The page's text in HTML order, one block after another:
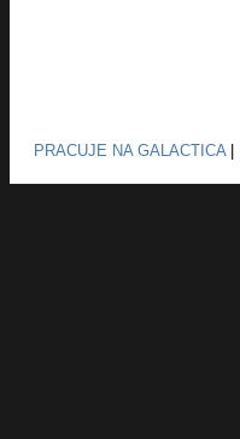
PRACUJE NA GALACTICA|